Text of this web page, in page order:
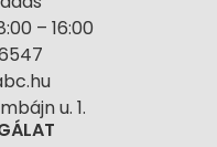
– 16:00
u. 1.